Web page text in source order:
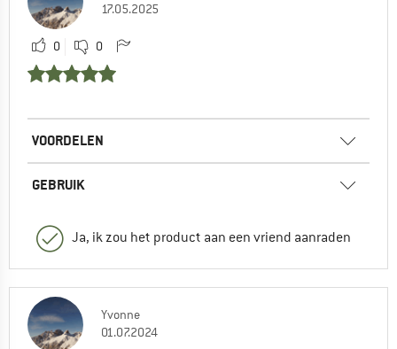
17.05.2025
0 0
VOORDELEN
GEBRUIK
Ja, ik zou het product aan een vriend aanraden
Yvonne
01.07.2024